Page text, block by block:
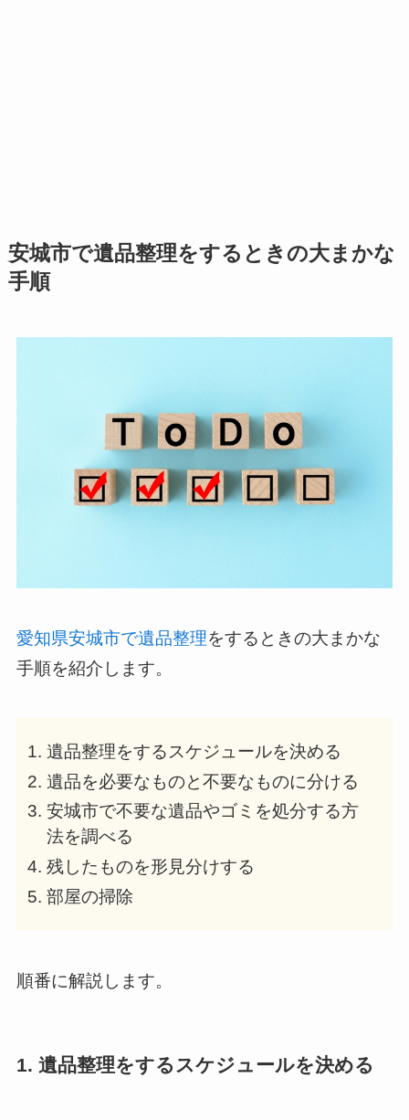
安城市で遺品整理をするときの大まかな
手順
愛知県安城市で遺品整理をするときの大まかな
手順を紹介します。
遺品整理をするスケジュールを決める
遺品を必要なものと不要なものに分ける
安城市で不要な遺品やゴミを処分する方
法を調べる
残したものを形見分けする
部屋の掃除
順番に解説します。
1. 遺品整理をするスケジュールを決める